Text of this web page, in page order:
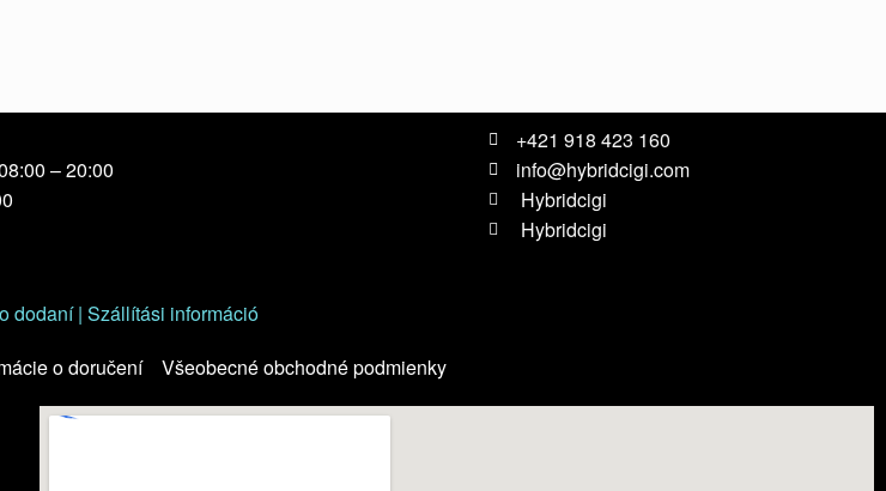
– 20:00
+421 918 423 160
info@hybridcigi.com
Hybridcigi
Hybridcigi
dodaní | Szállítási információ
o doručení Všeobecné obchodné podmienky